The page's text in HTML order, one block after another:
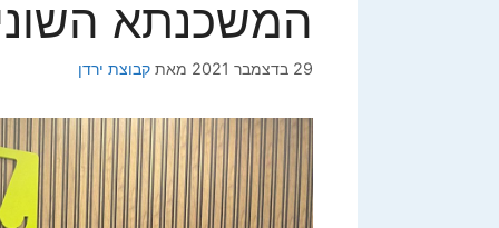
המשכנתא
29 בדצמבר 2021 מאת קבוצת ירדן